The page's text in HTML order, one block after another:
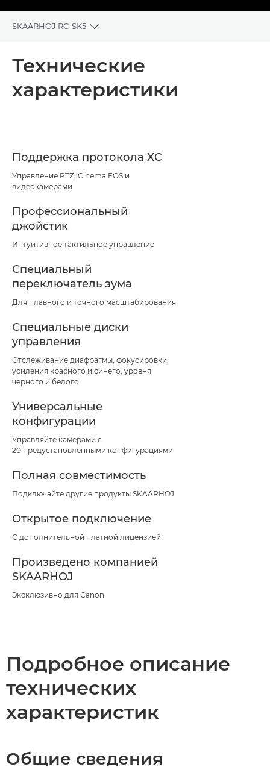
SKAARHOJ RC-SK5
Toggle breadcrumbs
Технические характеристики
Технические
характеристики
Поддержка протокола XC
Управление PTZ, Cinema EOS и
видеокамерами
Профессиональный
джойстик
Интуитивное тактильное управление
Специальный
переключатель зума
Для плавного и точного масштабирования
Специальные диски
управления
Отслеживание диафрагмы, фокусировки,
усиления красного и синего, уровня
черного и белого
Универсальные
конфигурации
Управляйте камерами с
20 предустановленными конфигурациями
Полная совместимость
Подключайте другие продукты SKAARHOJ
Открытое подключение
С дополнительной платной лицензией
Произведено компанией
SKAARHOJ
Эксклюзивно для Canon
Подробное описание
технических
характеристик
Общие сведения